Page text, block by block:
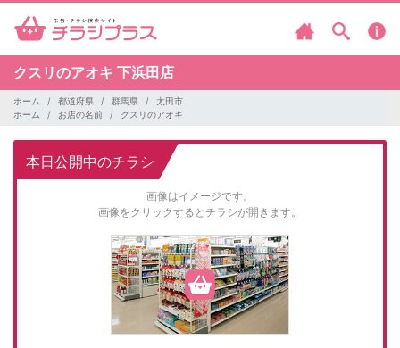
クスリのアオキ 下浜田店
ホーム 都道府県 群馬県
太田市
ホーム
お店の名前 クスリのアオキ
本日公開中のチラシ
画像はイメージです。
画像をクリックするとチラシが開きます。